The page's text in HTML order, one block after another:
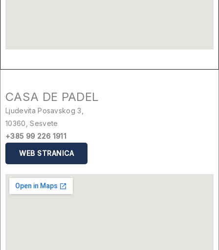
CASA DE PADEL
Ljudevita Posavskog 3,
10360, Sesvete
+385 99 226 1911
WEB STRANICA